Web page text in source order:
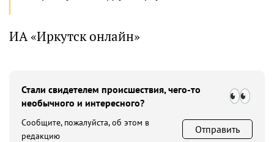
ИА «Иркутск онлайн»
Стали свидетелем происшествия, чего-то
необычного и интересного?
Сообщите, пожалуйста, об этом в
редакцию
Отправить